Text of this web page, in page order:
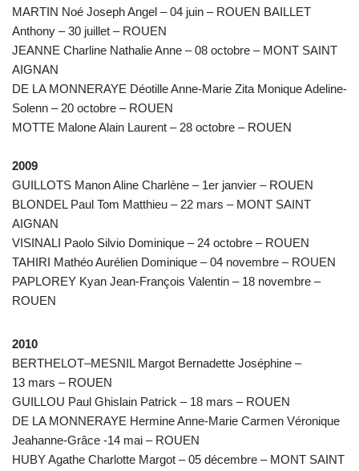
MARTIN Noé Joseph Angel – 04 juin – ROUEN BAILLET
Anthony – 30 juillet – ROUEN
JEANNE Charline Nathalie Anne – 08 octobre – MONT SAINT
AIGNAN
DE LA MONNERAYE Déotille Anne-Marie Zita Monique Adeline-
Solenn – 20 octobre – ROUEN
MOTTE Malone Alain Laurent – 28 octobre – ROUEN
2009
GUILLOTS Manon Aline Charlène – 1er janvier – ROUEN
BLONDEL Paul Tom Matthieu – 22 mars – MONT SAINT
AIGNAN
VISINALI Paolo Silvio Dominique – 24 octobre – ROUEN
TAHIRI Mathéo Aurélien Dominique – 04 novembre – ROUEN
PAPLOREY Kyan Jean-François Valentin – 18 novembre –
ROUEN
2010
BERTHELOT–MESNIL Margot Bernadette Joséphine –
13 mars – ROUEN
GUILLOU Paul Ghislain Patrick – 18 mars – ROUEN
DE LA MONNERAYE Hermine Anne-Marie Carmen Véronique
Jeahanne-Grâce -14 mai – ROUEN
HUBY Agathe Charlotte Margot – 05 décembre – MONT SAINT